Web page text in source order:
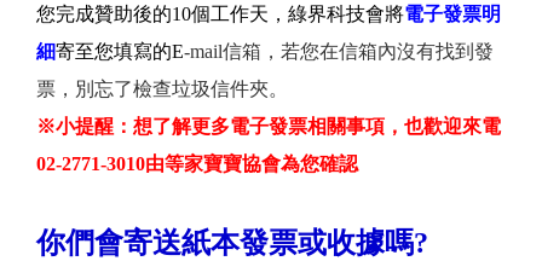
您完成贊助後的10個工作天，綠界科技會將電子發票明
細寄至您填寫的E-mail信箱，若您在信箱內沒有找到發
票，別忘了檢查垃圾信件夾。
※小提醒：想了解更多電子發票相關事項，也歡迎來電
02-2771-3010由等家寶寶協會為您確認
你們會寄送紙本發票或收據嗎?